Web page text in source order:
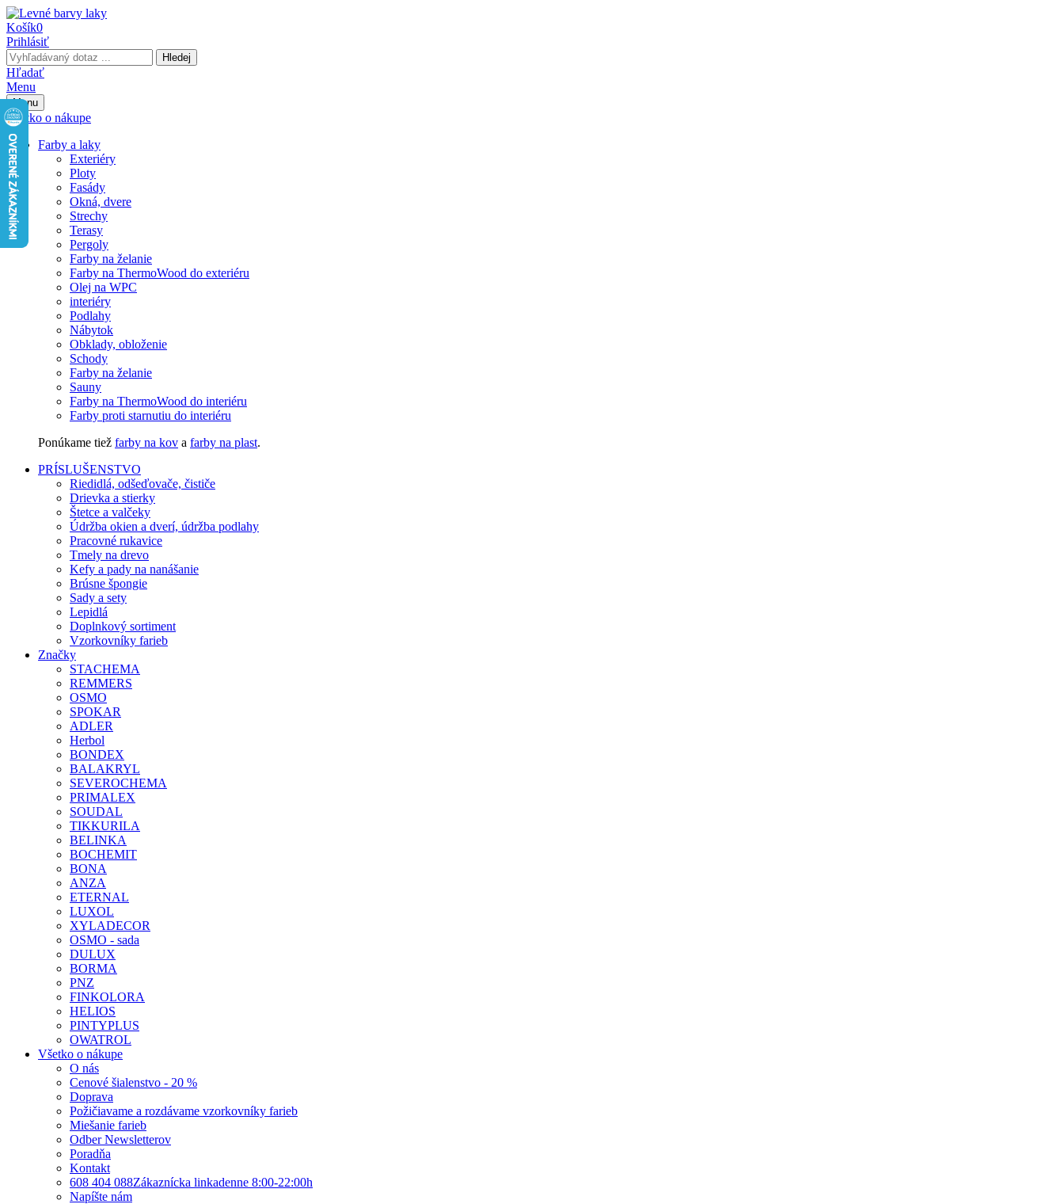
Košík0
Prihlásiť
Hledej
Hľadať
Menu
Menu
Všetko o nákupe
Farby a laky
Exteriéry
Ploty
Fasády
Okná, dvere
Strechy
Terasy
Pergoly
Farby na želanie
Farby na ThermoWood do exteriéru
Olej na WPC
interiéry
Podlahy
Nábytok
Obklady, obloženie
Schody
Farby na želanie
Sauny
Farby na ThermoWood do interiéru
Farby proti starnutiu do interiéru
Ponúkame tiež farby na kov a farby na plast.
PRÍSLUŠENSTVO
Riedidlá, odšeďovače, čističe
Drievka a stierky
Štetce a valčeky
Údržba okien a dverí, údržba podlahy
Pracovné rukavice
Tmely na drevo
Kefy a pady na nanášanie
Brúsne špongie
Sady a sety
Lepidlá
Doplnkový sortiment
Vzorkovníky farieb
Značky
STACHEMA
REMMERS
OSMO
SPOKAR
ADLER
Herbol
BONDEX
BALAKRYL
SEVEROCHEMA
PRIMALEX
SOUDAL
TIKKURILA
BELINKA
BOCHEMIT
BONA
ANZA
ETERNAL
LUXOL
XYLADECOR
OSMO - sada
DULUX
BORMA
PNZ
FINKOLORA
HELIOS
PINTYPLUS
OWATROL
Všetko o nákupe
O nás
Cenové šialenstvo - 20 %
Doprava
Požičiavame a rozdávame vzorkovníky farieb
Miešanie farieb
Odber Newsletterov
Poradňa
Kontakt
608 404 088Zákaznícka linkadenne 8:00-22:00h
Napíšte nám